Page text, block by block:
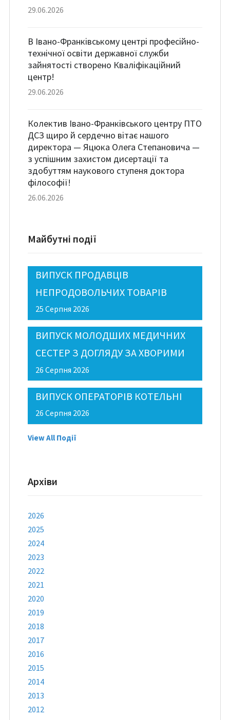
29.06.2026
В Івано-Франківському центрі професійно-
технічної освіти державної служби
зайнятості створено Кваліфікаційний
центр!
29.06.2026
Колектив Івано-Франківського центру ПТО
ДСЗ щиро й сердечно вітає нашого
директора — Яцюка Олега Степановича —
з успішним захистом дисертації та
здобуттям наукового ступеня доктора
філософії!
26.06.2026
Майбутні події
ВИПУСК ПРОДАВЦІВ
НЕПРОДОВОЛЬЧИХ ТОВАРІВ
25 Серпня 2026
ВИПУСК МОЛОДШИХ МЕДИЧНИХ
СЕСТЕР З ДОГЛЯДУ ЗА ХВОРИМИ
26 Серпня 2026
ВИПУСК ОПЕРАТОРІВ КОТЕЛЬНІ
26 Серпня 2026
View All Події
Архіви
2026
2025
2024
2023
2022
2021
2020
2019
2018
2017
2016
2015
2014
2013
2012